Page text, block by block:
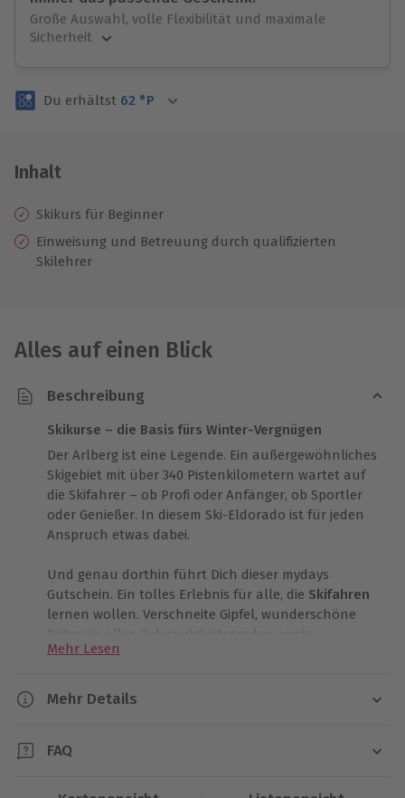
Große Auswahl, volle Flexibilität und maximale
Sicherheit
Volle Flexibilität
3 Jahre gültig & verlängerbar.
Du erhältst 62 °P
Inhalt
Skikurs für Beginner
Einweisung und Betreuung durch qualifizierten
Skilehrer
Alles auf einen Blick
Beschreibung
Skikurse – die Basis fürs Winter-Vergnügen
Der Arlberg ist eine Legende. Ein außergewöhnliches
Skigebiet mit über 340 Pistenkilometern wartet auf
die Skifahrer – ob Profi oder Anfänger, ob Sportler
oder Genießer. In diesem Ski-Eldorado ist für jeden
Anspruch etwas dabei.
Und genau dorthin führt Dich dieser mydays
Gutschein. Ein tolles Erlebnis für alle, die Skifahren
lernen wollen. Verschneite Gipfel, wunderschöne
Pisten in allen Schwierigkeitsgraden sowie
romantischer Hüttenzauber warten auf Dich an
Alpen. Lass Dir eine einzigartige Skisaison nicht
beibringen wird. In der Gruppe vermittelt Euch ein
modernsten Fahrtechniken und vertieft mit Euch die
Mehr Lesen
Mehr Details
1 Tag
FAQ